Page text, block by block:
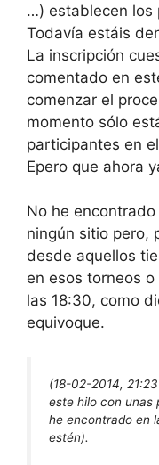
…) establecen los
Todavía estáis
La inscripción
comentado en
comenzar el
momento sólo
participantes en
Epero que ahora
No he
ningún sitio pero,
desde aquellos
en esos torneos
las 18:30, como
equivoque.
(18-02-2014,
este hilo con unas
he encontrado en
estén).